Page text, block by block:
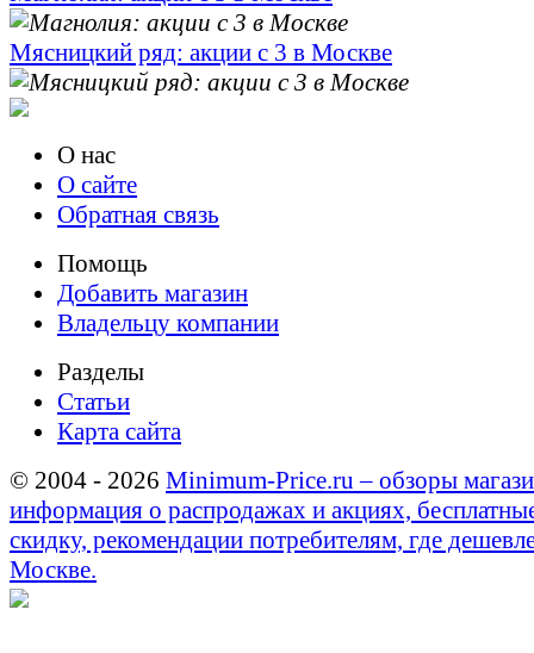
Мясницкий ряд: акции с 3 в Москве
О нас
О сайте
Обратная связь
Помощь
Добавить магазин
Владельцу компании
Разделы
Статьи
Карта сайта
© 2004 - 2026 Minimum-Price.ru – обзоры
информация о распродажах и акциях,
скидку, рекомендации потребителям, где
Москве.